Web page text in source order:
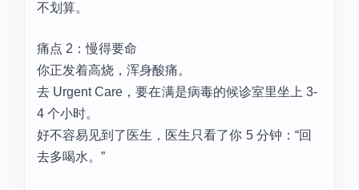
不划算。
痛点 2：慢得要命
你正发着高烧，浑身酸痛。
去 Urgent Care，要在满是病毒的候诊室里坐上 3-
4 个小时。
好不容易见到了医生，医生只看了你 5 分钟：“回
去多喝水。”